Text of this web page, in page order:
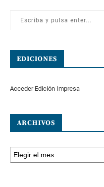
EDICIONES
Acceder Edición Impresa
ARCHIVOS